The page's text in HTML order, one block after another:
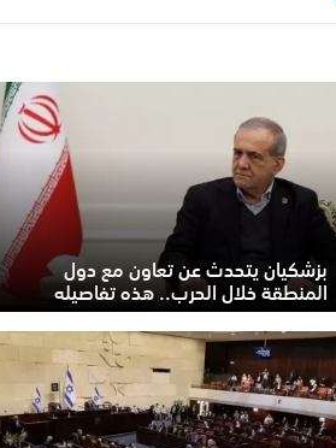
بزشكيان يتحدث عن تعاون مع دول
المنطقة خلال الحرب.. هذه تفاصيله